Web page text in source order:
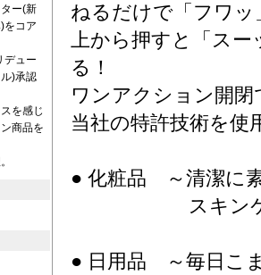
ねるだけで「フワッ
上から押すと「スー
る！
ワンアクション開
当社の特許技術を使
● 化粧品 ～清潔に
スキンケア製
● 日用品 ～毎日こ
ー(新
をコア
デュー
)承認
を感じ
商品を